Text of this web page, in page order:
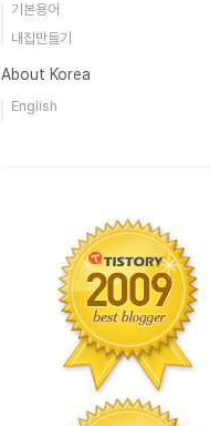
기본용어
내집만들기
About Korea
English